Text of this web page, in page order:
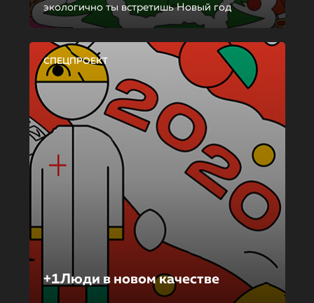
экологично ты встретишь Новый год
СПЕЦПРОЕКТ
+1Люди в новом качестве